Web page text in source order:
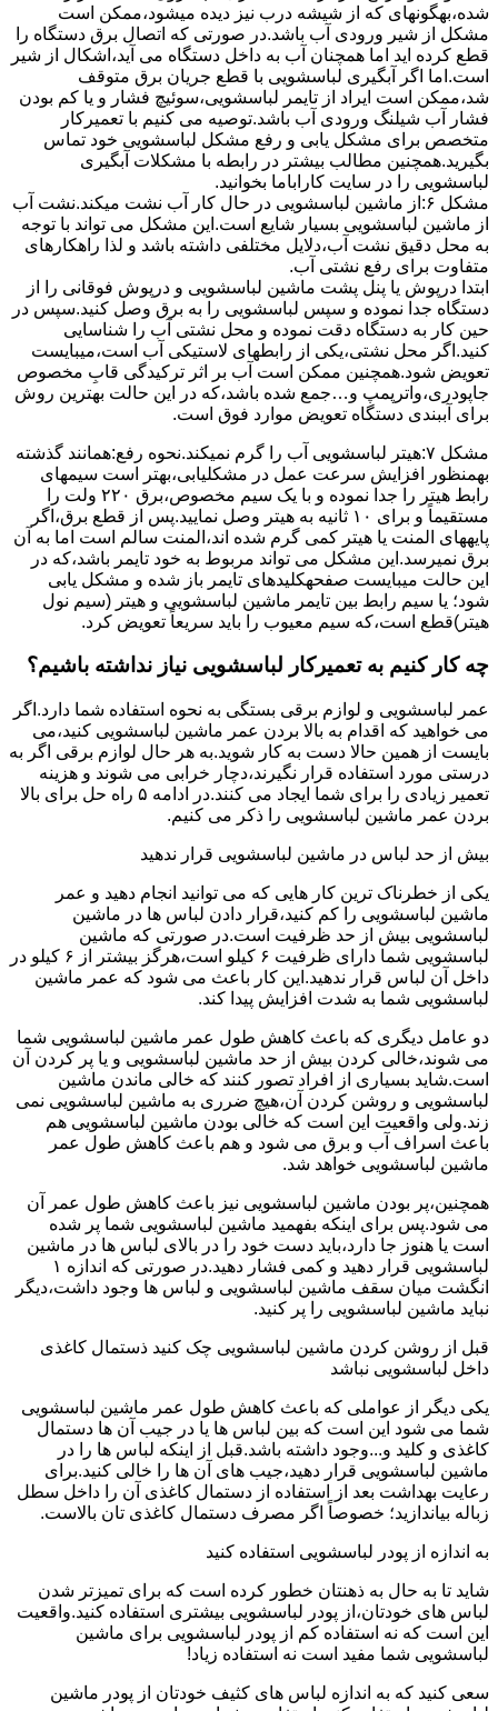
ﺷﺪه،بهگونهای ﮐﻪ از ﺷﯿﺸﻪ درب ﻧﯿﺰ دﯾﺪه میشود،ممکن است
مشکل از شیر ورودی آب باشد.در صورتی که اتصال برق دستگاه را
قطع کرده اید اما همچنان آب به داخل دستگاه می آید،اشکال از شیر
است.اما اگر آبگیری لباسشویی با قطع جریان برق متوقف
شد،ممکن است ایراد از تایمر لباسشویی،سوئیچ فشار و یا کم بودن
فشار آب شیلنگ ورودی آب باشد.توصیه می کنیم با تعمیرکار
متخصص برای مشکل یابی و رفع مشکل لباسشویی خود تماس
بگیرید.همچنین مطالب بیشتر در رابطه با مشکلات آبگیری
لباسشویی را در سایت کاراباما بخوانید.
مشکل ۶:از ﻣﺎﺷﯿﻦ لباسشویی در ﺣﺎل ﮐﺎر آب ﻧﺸﺖ میکند.نشت آب
از ماشین لباسشویی بسیار شایع است.این مشکل می تواند با توجه
به محل دقیق نشت آب،دلایل مختلفی داشته باشد و لذا راهکارهای
متفاوت برای رفع نشتی آب.
ابتدا درپوش یا پنل ﭘﺸﺖ ﻣﺎﺷﯿﻦ لباسشویی و درپوش ﻓﻮﻗﺎﻧﯽ را از
دستگاه ﺟﺪا ﻧﻤﻮده و ﺳﭙﺲ لباسشویی را ﺑﻪ ﺑﺮق وصل ﮐﻨﯿﺪ.سپس در
حین کار به دستگاه دقت نموده و ﻣﺤﻞ نشتی آب را ﺷﻨﺎﺳﺎﯾﯽ
کنید.اﮔﺮ ﻣﺤﻞ نشتی،ﯾﮑﯽ از رابطهای ﻻﺳﺘﯿﮑﯽ آب اﺳﺖ،میبایست
ﺗﻌﻮﯾﺾ شود.همچنین ﻣﻤﮑﻦ اﺳﺖ آب بر اثر ﺗﺮﮐﯿﺪﮔﯽ قابِ ﻣﺨﺼﻮص
ﺟﺎﭘﻮدری،واترپمپ و…جمع شده ﺑﺎﺷﺪ،ﮐﻪ در این حالت بهترین روش
برای آببندی دستگاه ﺗﻌﻮﯾﺾ ﻣﻮارد ﻓﻮق اﺳﺖ.
مشکل ۷:ﻫﯿﺘﺮ لباسشویی آب را ﮔﺮم نمیکند.نحوه رﻓﻊ:ﻫﻤﺎﻧﻨﺪ ﮔﺬﺷﺘﻪ
بهمنظور اﻓﺰاﯾﺶ ﺳﺮﻋﺖ ﻋﻤﻞ در مشکلیابی،بهتر است سیمهای
راﺑﻂ ﻫﯿﺘﺮ را ﺟﺪا ﻧﻤﻮده و ﺑﺎ ﯾﮏ ﺳﯿﻢ ﻣﺨﺼﻮص،برق ۲۲۰ ولت را
مستقیماً و برای ۱۰ ﺛﺎﻧﯿﻪ ﺑﻪ ﻫﯿﺘﺮ وصل نمایید.ﭘﺲ از ﻗﻄﻊ ﺑﺮق،اﮔﺮ
پایههای اﻟﻤﻨﺖ یا هیتر کمی ﮔﺮم ﺷﺪه اند،اﻟﻤﻨﺖ ﺳﺎﻟﻢ است اما ﺑﻪ آن
ﺑﺮق نمیرسد.اﯾﻦ ﻣﺸﮑﻞ می تواند مربوط به ﺧﻮد ﺗﺎﯾﻤﺮ باشد،ﮐﻪ در
این حالت میبایست صفحهکلیدهای ﺗﺎﯾﻤﺮ باز شده و مشکل یابی
شود؛ ﯾﺎ ﺳﯿﻢ راﺑﻂ ﺑﯿﻦ ﺗﺎﯾﻤﺮ ماشین لباسشویی و ﻫﯿﺘﺮ (سیم ﻧﻮل
ﻫﯿﺘﺮ)ﻗﻄﻊ اﺳﺖ،ﮐﻪ ﺳﯿﻢ ﻣﻌﯿﻮب را ﺑﺎﯾﺪ سریعاً ﺗﻌﻮﯾﺾ کرد.
چه کار کنیم به تعمیرکار لباسشویی نیاز نداشته باشیم؟
عمر لباسشویی و لوازم برقی بستگی به نحوه استفاده شما دارد.اگر
می خواهید که اقدام به بالا بردن عمر ماشین لباسشویی کنید،می
بایست از همین حالا دست به کار شوید.به هر حال لوازم برقی اگر به
درستی مورد استفاده قرار نگیرند،دچار خرابی می شوند و هزینه
تعمیر زیادی را برای شما ایجاد می کنند.در ادامه ۵ راه حل برای بالا
بردن عمر ماشین لباسشویی را ذکر می کنیم.
بیش از حد لباس در ماشین لباسشویی قرار ندهید
یکی از خطرناک ترین کار هایی که می توانید انجام دهید و عمر
ماشین لباسشویی را کم کنید،قرار دادن لباس ها در ماشین
لباسشویی بیش از حد ظرفیت است.در صورتی که ماشین
لباسشویی شما دارای ظرفیت ۶ کیلو است،هرگز بیشتر از ۶ کیلو در
داخل آن لباس قرار ندهید.این کار باعث می شود که عمر ماشین
لباسشویی شما به شدت افزایش پیدا کند.
دو عامل دیگری که باعث کاهش طول عمر ماشین لباسشویی شما
می شوند،خالی کردن بیش از حد ماشین لباسشویی و یا پر کردن آن
است.شاید بسیاری از افراد تصور کنند که خالی ماندن ماشین
لباسشویی و روشن کردن آن،هیچ ضرری به ماشین لباسشویی نمی
زند.ولی واقعیت این است که خالی بودن ماشین لباسشویی هم
باعث اسراف آب و برق می شود و هم باعث کاهش طول عمر
ماشین لباسشویی خواهد شد.
همچنین،پر بودن ماشین لباسشویی نیز باعث کاهش طول عمر آن
می شود.پس برای اینکه بفهمید ماشین لباسشویی شما پر شده
است یا هنوز جا دارد،باید دست خود را در بالای لباس ها در ماشین
لباسشویی قرار دهید و کمی فشار دهید.در صورتی که اندازه ۱
انگشت میان سقف ماشین لباسشویی و لباس ها وجود داشت،دیگر
نباید ماشین لباسشویی را پر کنید.
قبل از روشن کردن ماشین لباسشویی چک کنید ذستمال کاغذی
داخل لباسشویی نباشد
یکی دیگر از عواملی که باعث کاهش طول عمر ماشین لباسشویی
شما می شود این است که بین لباس ها یا در جیب آن ها دستمال
کاغذی و کلید و...وجود داشته باشد.قبل از اینکه لباس ها را در
ماشین لباسشویی قرار دهید،جیب های آن ها را خالی کنید.برای
رعایت بهداشت بعد از استفاده از دستمال کاغذی آن را داخل سطل
زباله بیاندازید؛ خصوصاً اگر مصرف دستمال کاغذی تان بالاست.
به اندازه از پودر لباسشویی استفاده کنید
شاید تا به حال به ذهنتان خطور کرده است که برای تمیزتر شدن
لباس های خودتان،از پودر لباسشویی بیشتری استفاده کنید.واقعیت
این است که نه استفاده کم از پودر لباسشویی برای ماشین
لباسشویی شما مفید است نه استفاده زیاد!
سعی کنید که به اندازه لباس های کثیف خودتان از پودر ماشین